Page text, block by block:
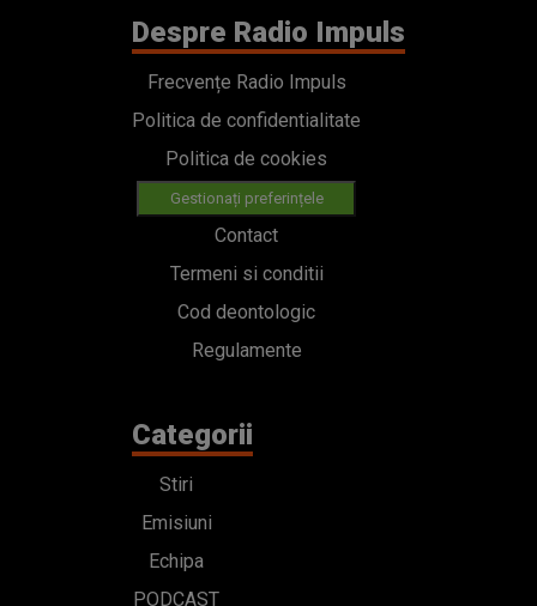
Despre Radio Impuls
Frecvențe Radio Impuls
Politica de confidentialitate
Politica de cookies
Gestionați preferințele
Contact
Termeni si conditii
Cod deontologic
Regulamente
Categorii
Stiri
Emisiuni
Echipa
PODCAST